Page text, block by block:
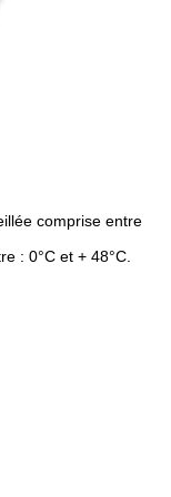
comprise entre
: 0°C et + 48°C.